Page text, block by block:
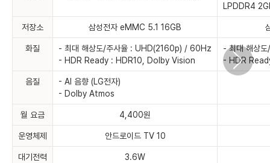
LPDDR4
저장소 삼성전자 eMMC 5.1 16GB
화질
- 최대 해상도/주사율 : UHD(2160p) / 60Hz
- HDR Ready : HDR10, Dolby Vision
- 최대 해상
- HDR
음질
- AI 음향 (LG전자)
- Dolby Atmos
월 요금 4,400원
운영체제 안드로이드 TV 10
대기전력 3.6W